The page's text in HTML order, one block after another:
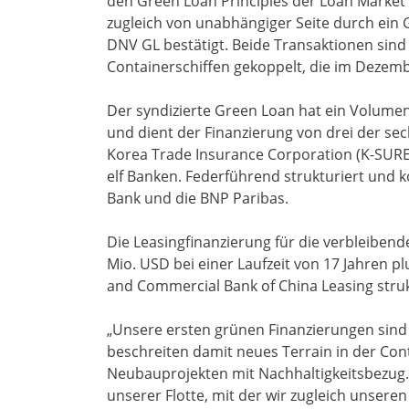
zugleich von unabhängiger Seite durch
DNV GL bestätigt. Beide Transaktionen
Containerschiffen gekoppelt, die im
Der syndizierte Green Loan hat ein
und dient der Finanzierung von drei der
Korea Trade Insurance Corporation (K-
elf Banken. Federführend strukturiert und
Bank und die BNP Paribas.
Die Leasingfinanzierung für die
Mio. USD bei einer Laufzeit von 17 Jahren
and Commercial Bank of China Leasing
„Unsere ersten grünen Finanzierungen
beschreiten damit neues Terrain in der
Neubauprojekten mit
unserer Flotte, mit der wir zugleich